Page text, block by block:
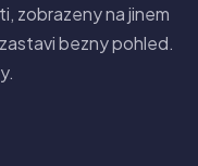
zobrazeny na jinem
bezny pohled.